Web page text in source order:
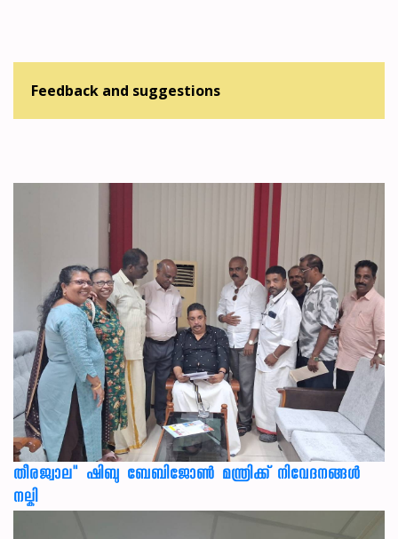
Feedback and suggestions
തീരജ്വാല" ഷിബു ബേബിജോൺ മന്ത്രിക്ക് നിവേദനങ്ങള്‍
നല്കി